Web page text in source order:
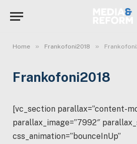
Home » Frankofoni2018 »
Frankofoni2018
[vc_section parallax=”content-
parallax_image=”7992″
css_animation=”bounceInUp”